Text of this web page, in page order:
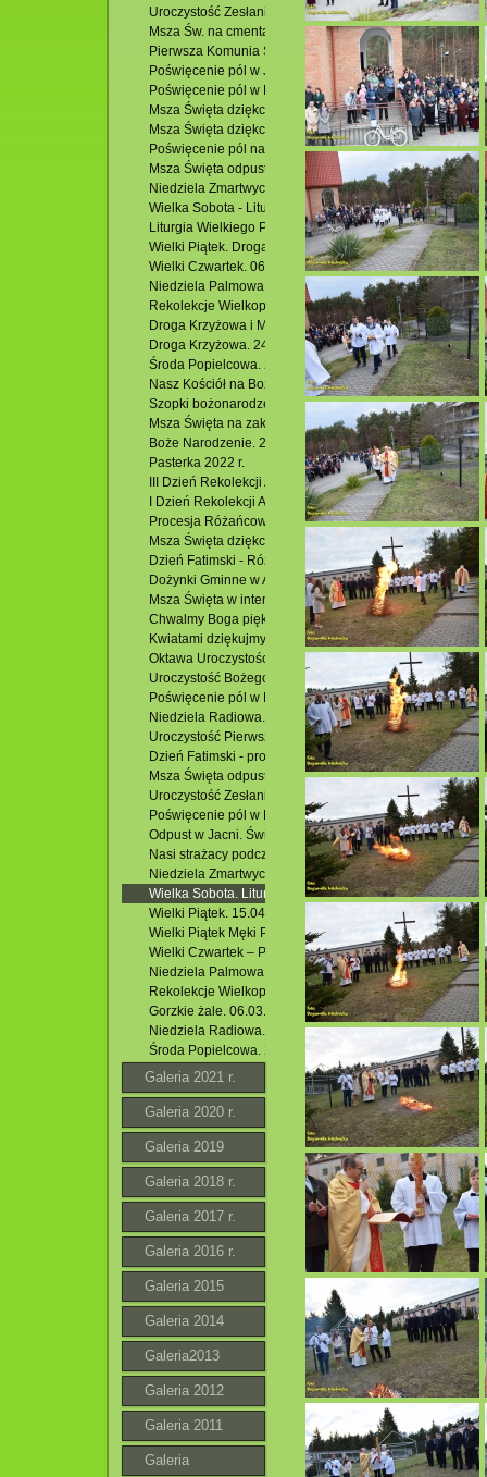
Uroczystość Zesłania Ducha Świętego - odpust.
Msza Św. na cmentarzu parafialnym w Krasnobrodzie
Pierwsza Komunia Święta. 21.05.2023 r.
Poświęcenie pól w Jacni. 13.05.2023 r.
Poświęcenie pól w Hutkach i Msza Święta.
Msza Święta dziękczynna z okazji imienin i 55 rocznicy
Msza Święta dziękczynna dla Członków i Rodzin Kół
Poświęcenie pól na osiedlu Podzamek i Msza Święta.
Msza Święta odpustowa w Kościele pw. Miłosierdzia
Niedziela Zmartwychwstania – Rezurekcja. 09.04.2023 r.
Wielka Sobota - Liturgia Wigilii Paschalnej. 08.06.2023 r.
Liturgia Wielkiego Piątku. 07.04.2023 r.
Wielki Piątek. Droga Krzyżowa. 07.04.2023 r.
Wielki Czwartek. 06.04.2023 r.
Niedziela Palmowa. 02.04.2023 r.
Rekolekcje Wielkopostne. 30.03 - 01.04.2023 r.
Droga Krzyżowa i Msza Święta. 03.03.2023 r.
Droga Krzyżowa. 24.02.2023 r.
Środa Popielcowa. 22.02.2023 r.
Nasz Kościół na Boże Narodzenie 2022 r.
Szopki bożonarodzeniowe w Kościołach filialnych w
Msza Święta na zakończenie roku oraz nabożeństwo
Boże Narodzenie. 25.12.2022 r.
Pasterka 2022 r.
III Dzień Rekolekcji Adwentowych 2022. 10.12.2022 r.
I Dzień Rekolekcji Adwentowych 2022. 08.12.2022 r.
Procesja Różańcowa w Potoczku. 23.10.2022 r.
Msza Święta dziękczynna z racji 100. urodzin Heleny H.
Dzień Fatimski - Różaniec. 13.10.2022 r.
Dożynki Gminne w Adamowie. 28.09.2022 r.
Msza Święta w intencji Róż Różańcowych. 07.10.2023 r.
Chwalmy Boga pięknem kwiatów. 10.07.2022 r.
Kwiatami dziękujmy Panu za Nasz Kościół. 29.06.2022 r.
Oktawa Uroczystości Najświętszego Ciała i Krwi
Uroczystość Bożego Ciała. Rocznica I Komunii Świętej.
Poświęcenie pól w Hutkach. 29.05.2022 r.
Niedziela Radiowa. I Niedziela Wielkiego Postu.
Uroczystość Pierwszej Komunii Świętej. 22.05.2022 r.
Dzień Fatimski - procesja wokół kościoła. 13.05.2022 r.
Msza Święta odpustowa w Potoczku. 08.05.2022 r.
Uroczystość Zesłania Ducha Świętego. Odpust.
Poświęcenie pól w Podzamku i Msza Święta. 01.05.2022
Odpust w Jacni. Święto Miłosierdzia Bożego.
Nasi strażacy podczas Triduum Paschalnego.
Niedziela Zmartwychwstania. Rezurekcja. 17.04.2022 r.
Wielka Sobota. Liturgia Wieczerzy Paschalnej.
Wielki Piątek. 15.04.2022 r.
Wielki Piątek Męki Pańskiej. 15.04.2022 r.
Wielki Czwartek – Pamiątka Ostatniej Wieczerzy.
Niedziela Palmowa. 10.04.2022 r.
Rekolekcje Wielkopostne 2022.
Gorzkie żale. 06.03.2022 r.
Niedziela Radiowa. I Niedziela Wielkiego Postu.
Środa Popielcowa. 2022 r.
Galeria 2021 r.
Galeria 2020 r.
Galeria 2019
Galeria 2018 r.
Galeria 2017 r.
Galeria 2016 r.
Galeria 2015
Galeria 2014
Galeria2013
Galeria 2012
Galeria 2011
Galeria